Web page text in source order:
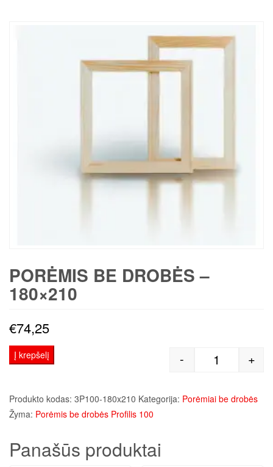
PORĖMIS BE DROBĖS –
180×210
€74,25
produkto
- +
Į krepšelį
Produkto kodas: 3P100-180x210 Kategorija: Porėmiai be drobės
Žyma: Porėmis be drobės Profilis 100
Panašūs produktai